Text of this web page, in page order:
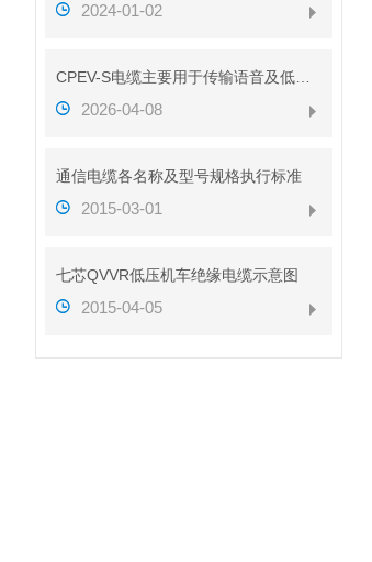
2024-01-02
2026-04-08
通信电缆各名称及型号规格执行标准
2015-03-01
七芯QVVR低压机车绝缘电缆示意图
2015-04-05